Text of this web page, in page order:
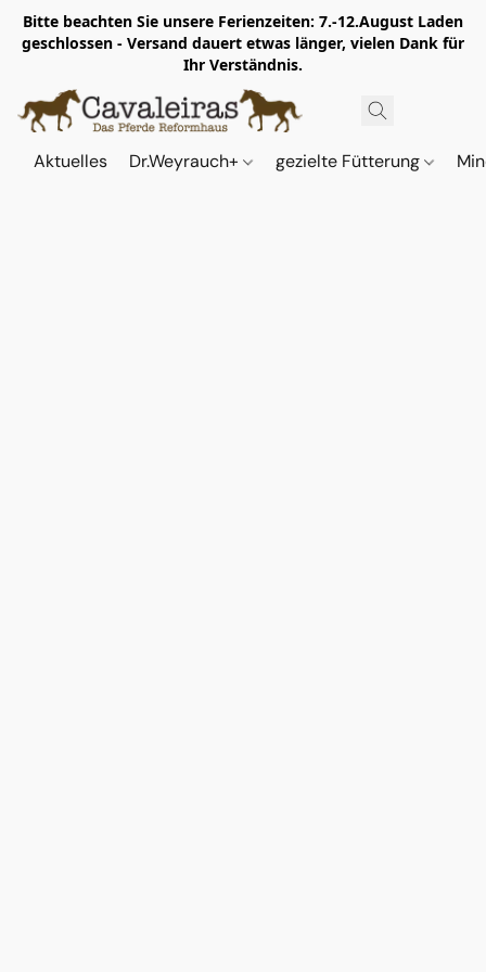
Bitte beachten Sie unsere Ferienzeiten: 7.-12.August Laden
geschlossen - Versand dauert etwas länger, vielen Dank für
Ihr Verständnis.
Aktuelles Dr.Weyrauch+ gezielte Fütterung